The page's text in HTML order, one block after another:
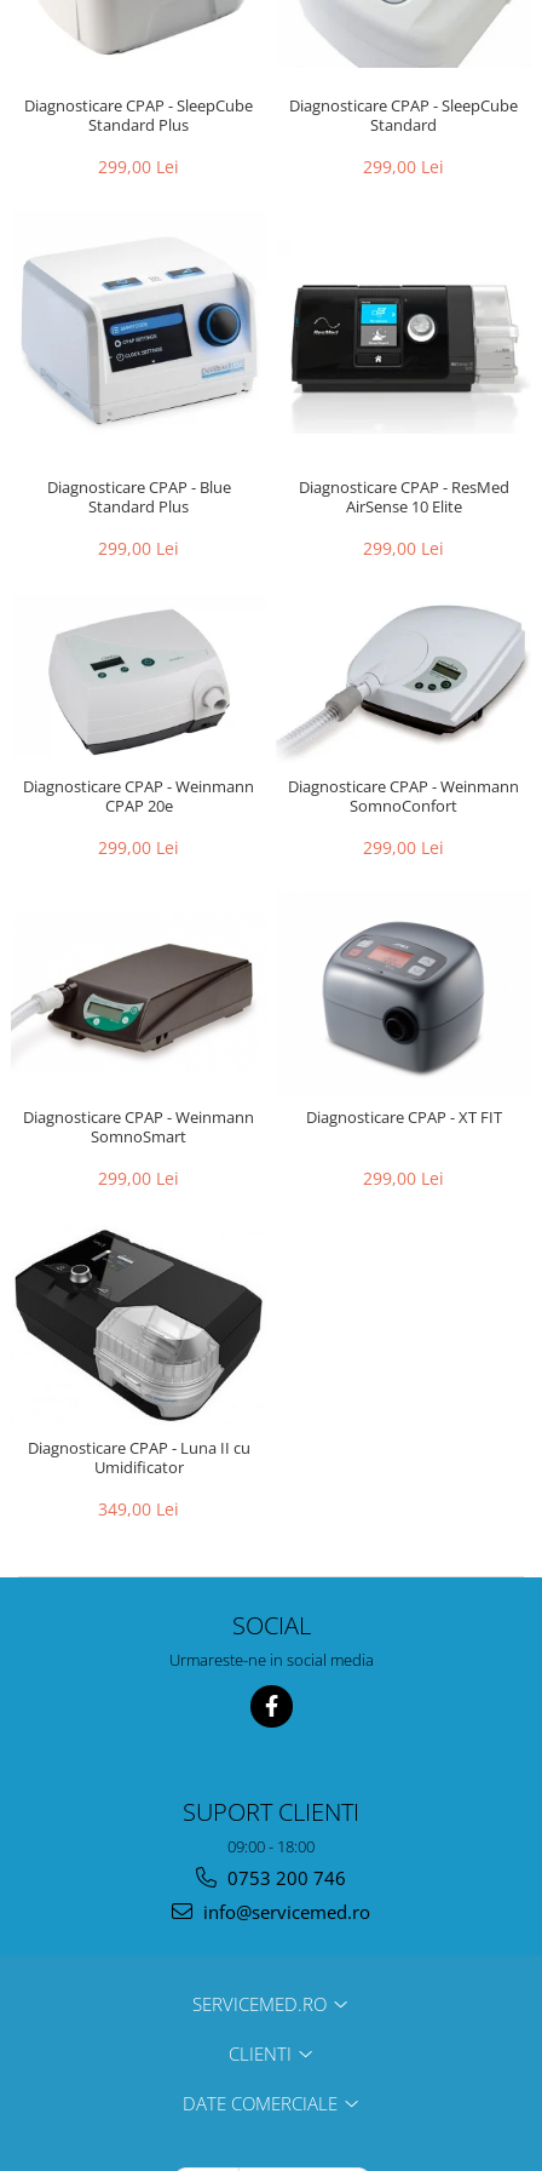
Diagnosticare CPAP - SleepCube
Standard Plus
299,00 Lei
Diagnosticare CPAP - SleepCube
Standard
299,00 Lei
Diagnosticare CPAP - Blue
Standard Plus
299,00 Lei
Diagnosticare CPAP - ResMed
AirSense 10 Elite
299,00 Lei
Diagnosticare CPAP - Weinmann
CPAP 20e
299,00 Lei
Diagnosticare CPAP - Weinmann
SomnoConfort
299,00 Lei
Diagnosticare CPAP - Weinmann
SomnoSmart
299,00 Lei
Diagnosticare CPAP - XT FIT
299,00 Lei
Diagnosticare CPAP - Luna II cu
Umidificator
349,00 Lei
SOCIAL
Urmareste-ne in social media
SUPORT CLIENTI
09:00 - 18:00
0753 200 746
info@servicemed.ro
SERVICEMED.RO
CLIENTI
DATE COMERCIALE